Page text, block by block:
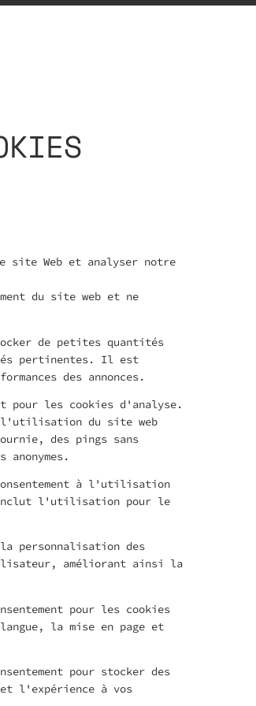
site Web et analyser notre
du site web et ne
de petites quantités
pertinentes. Il est
des annonces.
pour les cookies d'analyse.
l'utilisation du site web
des pings sans
à l'utilisation
l'utilisation pour le
personnalisation des
améliorant ainsi la
pour les cookies
la mise en page et
pour stocker des
l'expérience à vos